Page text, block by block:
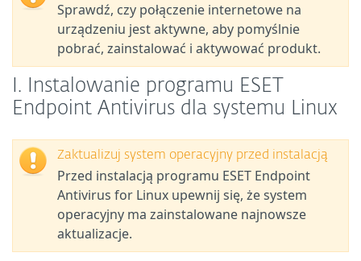
Sprawdź, czy połączenie internetowe na
urządzeniu jest aktywne, aby pomyślnie
pobrać, zainstalować i aktywować produkt.
I. Instalowanie programu ESET
Endpoint Antivirus dla systemu Linux
Zaktualizuj system operacyjny przed instalacją
Przed instalacją programu ESET Endpoint
Antivirus for Linux upewnij się, żesystem
operacyjny ma zainstalowane najnowsze
aktualizacje.